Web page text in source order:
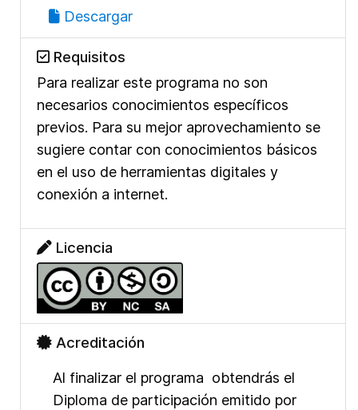
Descargar
Requisitos
Para realizar este programa no son
necesarios conocimientos específicos
previos. Para su mejor aprovechamiento se
sugiere contar con conocimientos básicos
en el uso de herramientas digitales y
conexión a internet.
Licencia
Acreditación
Al finalizar el programa obtendrás el
Diploma de participación emitido por